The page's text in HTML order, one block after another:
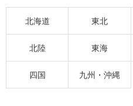
北海道 東北
北陸 東海
四国 九州・沖縄